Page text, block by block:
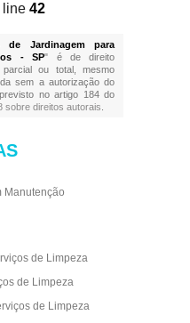
42
de Jardinagem para
- SP" é de direito
ou total, mesmo
sem a autorização do
no artigo 184 do
sobre direitos autorais
Manutenção
de Limpeza
de Limpeza
de Limpeza